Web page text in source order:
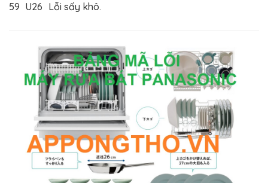
59 U26 Lỗi sấy khô.